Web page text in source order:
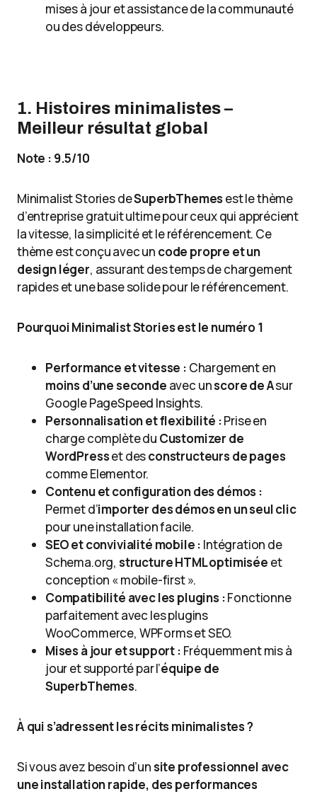
mises à jour et assistance de la communauté
ou des développeurs.
1. Histoires minimalistes –
Meilleur résultat global
Note : 9.5/10
Minimalist Stories deSuperbThemes est le thème
d’entreprise gratuit ultime pour ceux qui apprécient
la vitesse, la simplicité et le référencement. Ce
thème est conçu avec un code propre et un
design léger, assurant des temps de chargement
rapides et une base solide pour le référencement.
Pourquoi Minimalist Stories est le numéro 1
Performance et vitesse : Chargement en
moins d’une seconde avec unscore de Asur
Google PageSpeed Insights.
Personnalisation et flexibilité :Prise en
charge complète du Customizer de
WordPresset desconstructeurs de pages
comme Elementor.
Contenu et configuration des démos :
Permet d’importer des démos en un seul clic
pour une installation facile.
SEO et convivialité mobile : Intégration de
Schema.org, structure HTML optimisée et
conception « mobile-first ».
Compatibilité avec les plugins :Fonctionne
parfaitement avec les plugins
WooCommerce, WPForms et SEO.
Mises à jour et support : Fréquemment mis à
jour et supporté par l’équipe de
SuperbThemes.
À qui s’adressent les récits minimalistes ?
Si vous avez besoin d’unsite professionnel avec
une installation rapide, des performances